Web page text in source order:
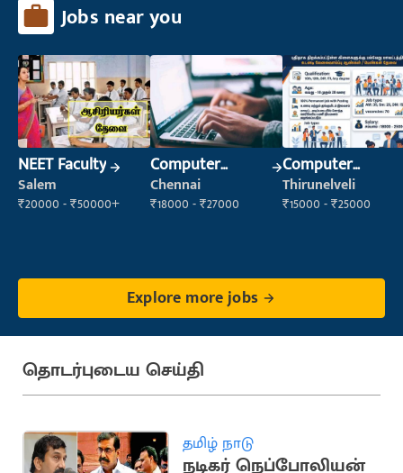
Jobs near you
NEET Faculty
Salem
₹20000 - ₹50000+
Computer
Operator
Chennai
₹18000 - ₹27000
Computer
Operator
Thirunelveli
₹15000 - ₹25000
Explore more jobs
தொடர்புடைய செய்தி
தமிழ் நாடு
நடிகர் நெப்போலியன்